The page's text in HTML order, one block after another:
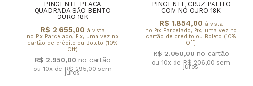
PINGENTE PLACA
QUADRADA SÃO BENTO
OURO 18K
R$ 2.655,00 à vista
no Pix Parcelado, Pix, uma vez no
cartão de crédito ou Boleto (10%
Off)
R$ 2.950,00
ou 10x de R$ 295,00 sem
juros
PINGENTE CRUZ PALITO
COM NÓ OURO 18K
R$ 1.854,00 à vista
no Pix Parcelado, Pix, uma vez no
cartão de crédito ou Boleto (10%
Off)
R$ 2.060,00
ou 10x de R$ 206,00 sem
juros